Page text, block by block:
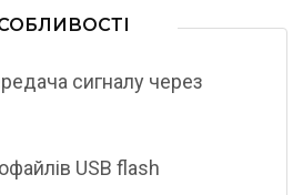
сигналу через
USB flash